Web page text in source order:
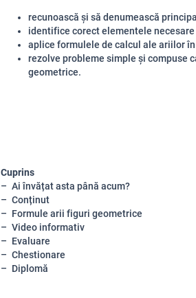
recunoască și să denumească
identifice corect elementele
aplice formulele de calcul ale ariilor
rezolve probleme simple și compuse
geometrice.
Cuprins
Ai învățat asta până acum?
Conținut
Formule arii figuri geometrice
Video informativ
Evaluare
Chestionare
Diplomă